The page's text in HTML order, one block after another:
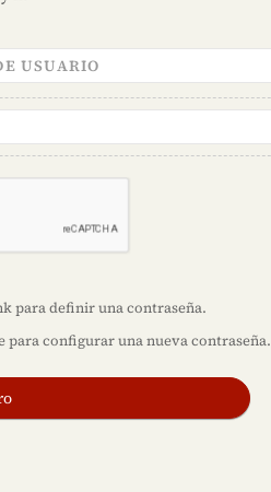
para definir una contraseña.
configurar una nueva contraseña.